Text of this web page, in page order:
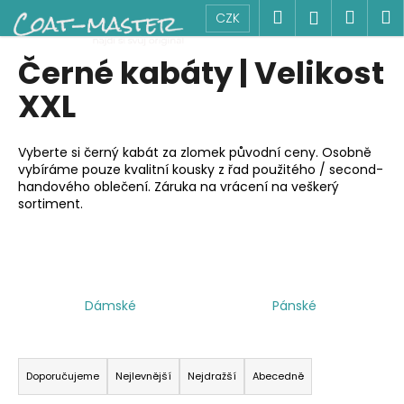
Přejít
na
obsah
CZK Hledat
Černé kabáty | Velikost
XXL
Vyberte si černý kabát za zlomek původní ceny. Osobně
vybíráme pouze kvalitní kousky z řad použitého / second-
handového oblečení. Záruka na vrácení na veškerý
sortiment.
Dámské Pánské
Ř
a
Doporučujeme Nejlevnější Nejdražší Abecedně
o
C
o
p
o
t
ř
t
e